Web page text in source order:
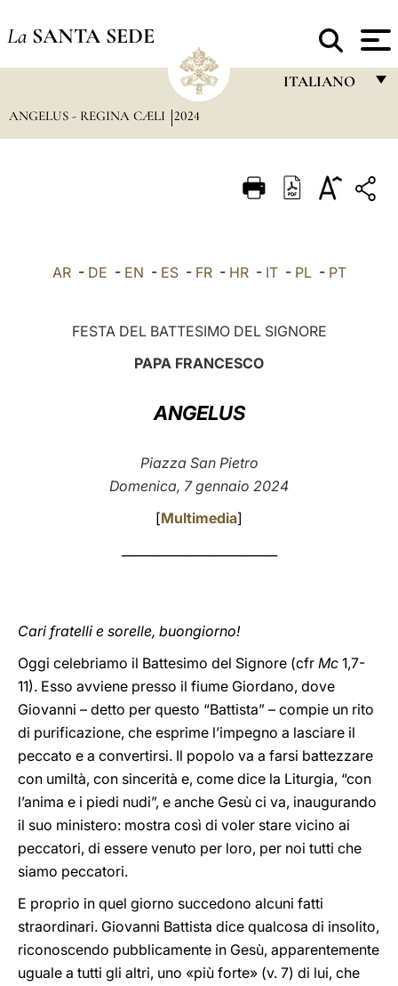
La SANTA SEDE
ITALIANO
ITALIANO
POLSKI
ANGELUS - REGINA CÆLI 2024
AR- DE - EN - ES- FR- HR- IT- PL- PT
FESTA DEL BATTESIMO DEL SIGNORE
PAPA FRANCESCO
ANGELUS
Piazza San Pietro
Domenica, 7 gennaio 2024
[Multimedia]
Cari fratelli e sorelle, buongiorno!
Oggi celebriamo il Battesimo del Signore (cfr Mc 1,7-
11). Esso avviene presso il fiume Giordano, dove
Giovanni – detto per questo “Battista” – compie un rito
di purificazione, che esprime l’impegno a lasciare il
peccato e a convertirsi. Il popolo va a farsi battezzare
con umiltà, con sincerità e, come dice la Liturgia, “con
l’anima e i piedi nudi”, e anche Gesù ci va, inaugurando
il suo ministero: mostra così di voler stare vicino ai
peccatori, di essere venuto per loro, per noi tutti che
siamo peccatori.
E proprio in quel giorno succedono alcuni fatti
straordinari. Giovanni Battista dice qualcosa di insolito,
riconoscendo pubblicamente in Gesù, apparentemente
uguale a tutti gli altri, uno «più forte» (v. 7) di lui, che